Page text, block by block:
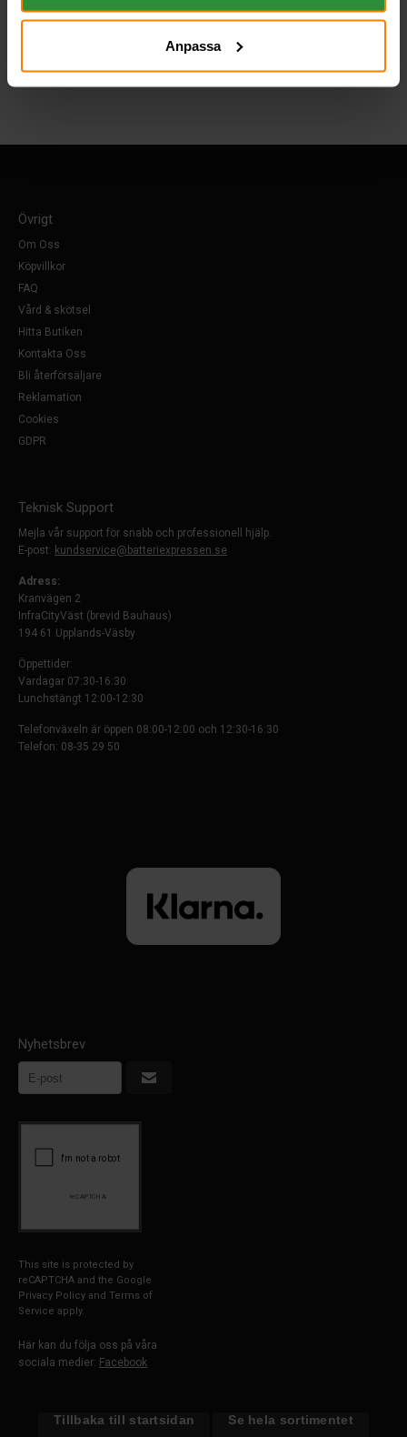
Anpassa
Övrigt
Om Oss
Köpvillkor
FAQ
Vård & skötsel
Hitta Butiken
Kontakta Oss
Bli återförsäljare
Reklamation
Cookies
GDPR
Teknisk Support
Mejla vår support för snabb och professionell hjälp.
E-post: kundservice@batteriexpressen.se
Adress:
Kranvägen 2
InfraCityVäst (brevid Bauhaus)
194 61 Upplands-Väsby
Öppettider:
Vardagar 07:30-16:30
Lunchstängt 12:00-12:30
Telefonväxeln är öppen 08:00-12:00 och 12:30-16:30
Telefon: 08-35 29 50
Nyhetsbrev
This site is protected by
reCAPTCHA and the Google
Privacy Policy and Terms of
Service apply.
Här kan du följa oss på våra
sociala medier: Facebook
Tillbaka till startsidan Se hela sortimentet